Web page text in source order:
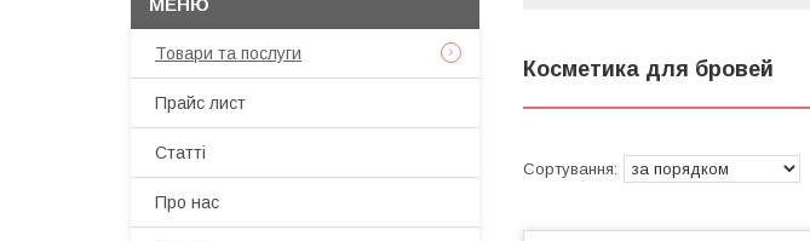
Косметика для бровей
Товари та послуги
Прайс лист
Статті
Про нас